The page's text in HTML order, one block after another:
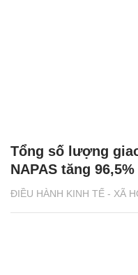
ĐIỀU HÀNH KINH TẾ - XÃ
Tổng số lượng
NAPAS tăng 96,5%